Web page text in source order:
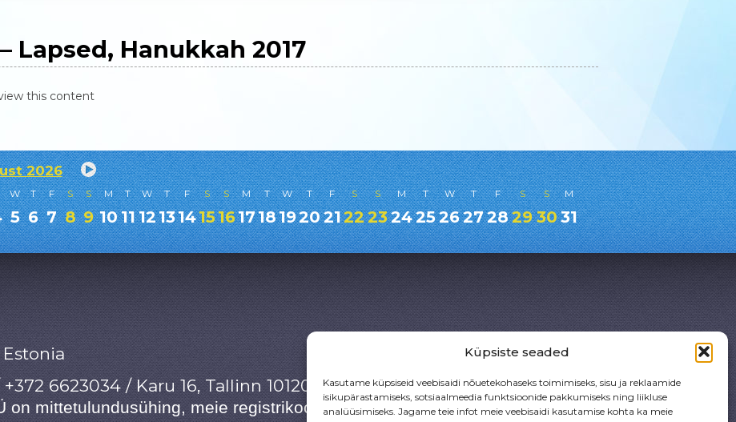
Küpsiste seaded
Kasutame küpsiseid veebisaidi nõuetekohaseks toimimiseks, sisu ja reklaamide
isikupärastamiseks, sotsiaalmeedia funktsioonide pakkumiseks ning liikluse
analüüsimiseks. Jagame teie infot meie veebisaidi kasutamise kohta ka meie
Lapsed, Hanukkah 2017
this content
2026
W T F S S M T W T F S S M T W T F S S M T W T F S S M
5 6 7 8 9 10111213141516171819202122232425262728293031
6623034 / Karu 16, Tallinn 10120, Estonia
on mittetulundusühing, meie registrikood on 80086091